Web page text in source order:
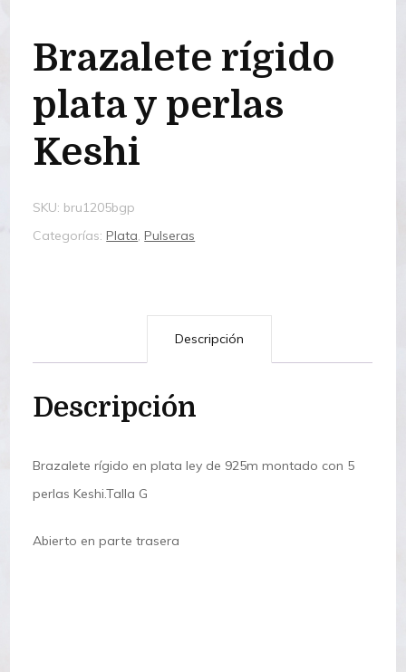
Brazalete rígido
plata y perlas
Keshi
SKU: bru1205bgp
Categorías:Plata,Pulseras
Descripción
Descripción
Brazalete rígido en plata ley de 925m montado con 5
perlas Keshi.Talla G
Abierto en parte trasera